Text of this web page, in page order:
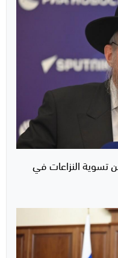
تسوية النزاعات في